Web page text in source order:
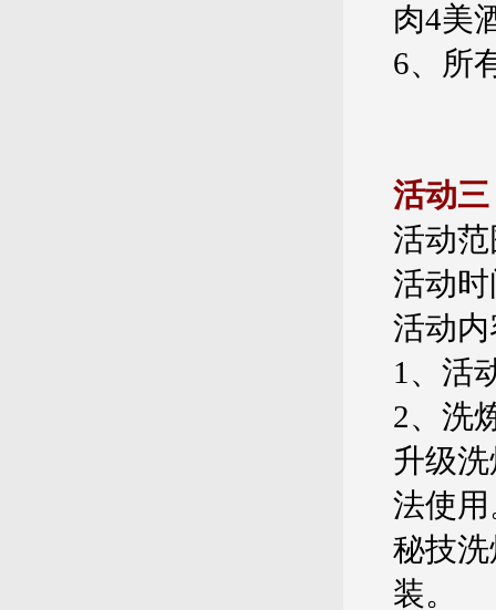
肉4美
6、所
活动
活动
活动时
活动
1、活
2、洗
升级
法使
秘技
装。